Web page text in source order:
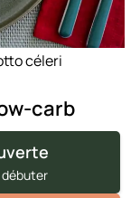
céleri
carb